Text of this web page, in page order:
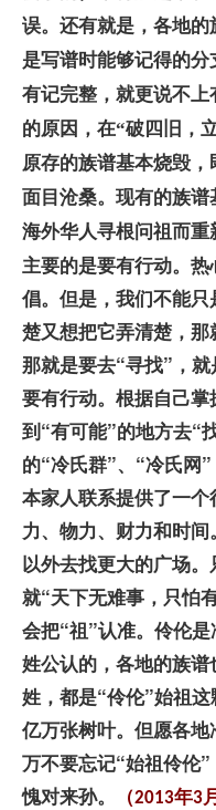
误。还有就是，各地
是写谱时能够记得的
有记完整，就更说不
的原因，在“破四旧，
原存的族谱基本烧毁，
面目沧桑。现有的族
海外华人寻根问祖而重
主要的是要有行动。
倡。但是，我们不能
楚又想把它弄清楚，那
那就是要去“寻找”，
要有行动。根据自己
到“有可能”的地方去“
的“冷氏群”、“冷氏网
本家人联系提供了一
力、物力、财力和时
以外去找更大的广场
就“天下无难事，只怕
会把“祖”认准。 伶伦
姓公认的，各地的族
姓，都是“伶伦”始祖这
亿万张树叶。但愿各
万不要忘记“始祖伶伦
愧对来孙。
（2013年3月